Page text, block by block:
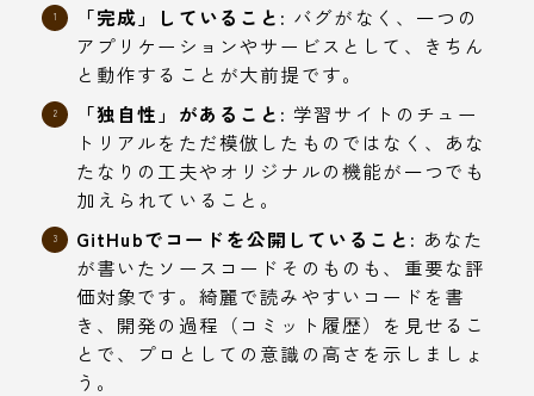
「完成」していること: バグがなく、一つの
アプリケーションやサービスとして、きちん
と動作することが大前提です。
「独自性」があること: 学習サイトのチュー
トリアルをただ模倣したものではなく、あな
たなりの工夫やオリジナルの機能が一つでも
加えられていること。
GitHubでコードを公開していること: あなた
が書いたソースコードそのものも、重要な評
価対象です。綺麗で読みやすいコードを書
き、開発の過程（コミット履歴）を見せるこ
とで、プロとしての意識の高さを示しましょ
う。